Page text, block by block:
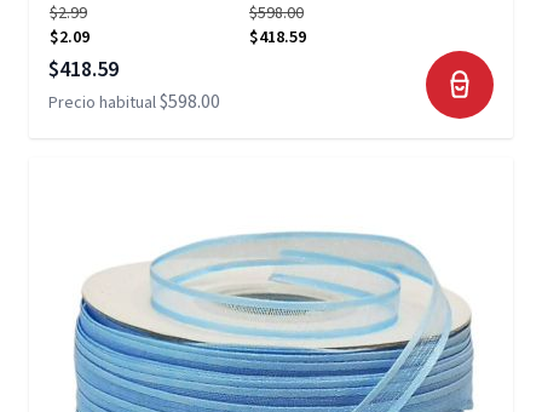
$2.99
$2.09
$598.00
$418.59
Precio especial
$418.59
Precio habitual$598.00